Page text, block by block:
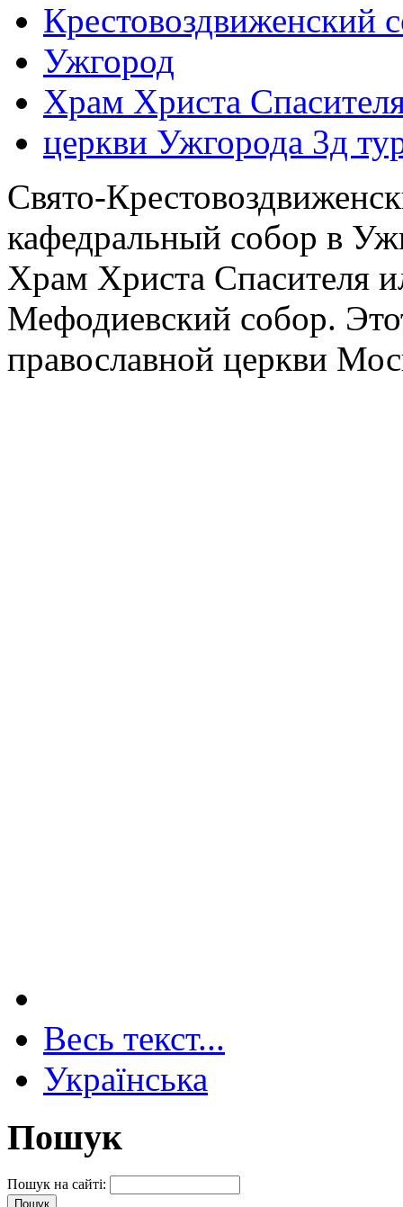
Крестовоздвиженский
Ужгород
Храм Христа
церкви Ужгорода 3д
Свято-
кафедральный собор в
Храм Христа Спасителя
Мефодиевский собор.
православной церкви
Весь текст...
Українська
Пошук
Пошук на сайті: